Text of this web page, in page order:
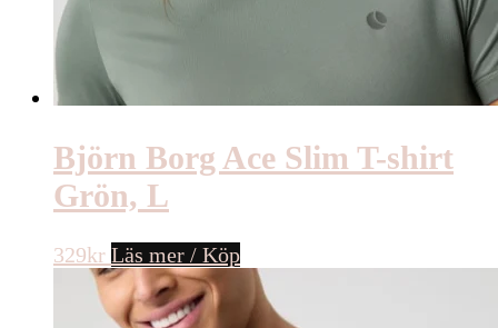
Björn Borg Ace Slim T-shirt
Grön, L
329kr Läs mer / Köp